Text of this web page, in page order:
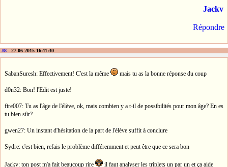
Jackv
Répondre
#8 - 27-06-2015 16:11:30
SabanSuresh: Effectivement! C'est la même mais tu as la bonne réponse du coup
d0n32: Bon! l'Edit est juste!
fire007: Tu as l'âge de l'élève, ok, mais combien y a t-il de possibilités pour mon âge? En es
tu bien sûr?
gwen27: Un instant d'hésitation de la part de l'élève suffit à conclure
Sydre: c'est bien, refais le problème différemment et peut être que ce sera bon
Jackv: ton post m'a fait beaucoup rire il faut analyser les triplets un par un et ça aide